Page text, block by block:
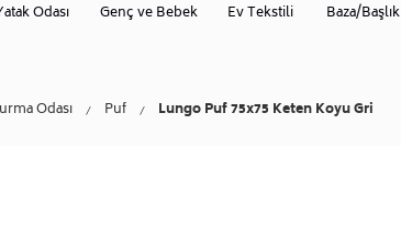
Odası Genç ve Bebek Ev Tekstili Baza/Başlık
Odası Puf Lungo Puf 75x75 Keten Koyu Gri